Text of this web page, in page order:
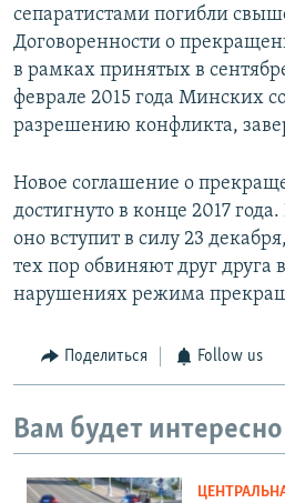
сепаратистами погибли
Договоренности о
в рамках принятых в
феврале 2015 года Минских
разрешению конфликта,
Новое соглашение о
достигнуто в конце 2017
оно вступит в силу 23
тех пор обвиняют друг друга
нарушениях режима
Поделиться Follow us
Вам будет интересно